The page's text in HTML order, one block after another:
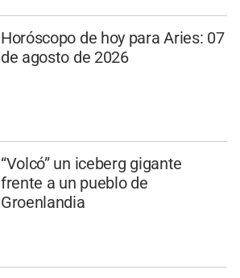
Horóscopo de hoy para Aries: 07
de agosto de 2026
“Volcó” un iceberg gigante
frente a un pueblo de
Groenlandia